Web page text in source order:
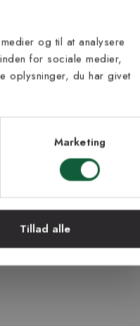
og til at analysere
for sociale medier,
oplysninger, du har givet
Marketing
Tillad alle